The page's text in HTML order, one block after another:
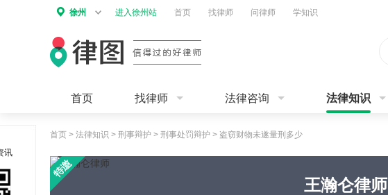
徐州 进入徐州站 首页 找律师 问律师 学知识
首页 找律师 法律咨询 法律知识
首页 > 法律知识 > 刑事辩护 > 刑事处罚辩护 > 盗窃财物未遂量刑多少
王瀚仑律师
讯